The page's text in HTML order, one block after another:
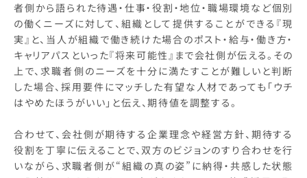
者側から語られた待遇・仕事・役割・地位・職場環境など個別
の働くニーズに対して、組織として提供することができる『現
実』と、当人が組織で働き続けた場合のポスト・給与・働き方・
キャリアパスといった『将来可能性』まで会社側が伝える。その
上で、求職者側のニーズを十分に満たすことが難しいと判断
した場合、採用要件にマッチした有望な人材であっても「ウチ
はやめたほうがいい」と伝え、期待値を調整する。
合わせて、会社側が期待する企業理念や経営方針、期待する
役割を丁寧に伝えることで、双方のビジョンのすり合わせを行
いながら、求職者側が“組織の真の姿”に納得・共感した状態